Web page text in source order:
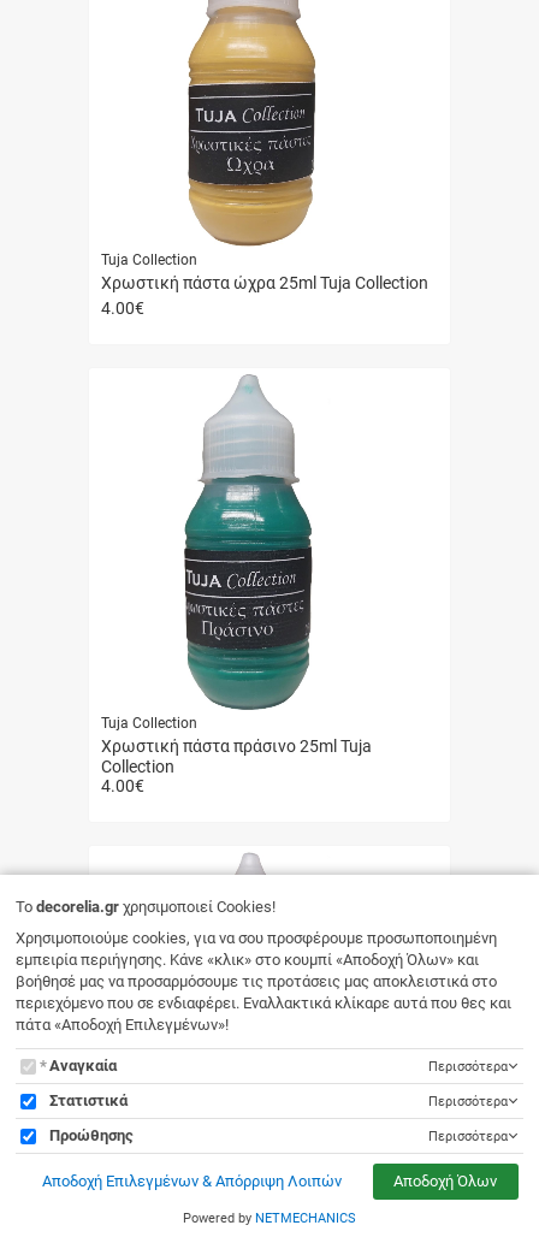
Tuja Collection
Χρωστική πάστα ώχρα 25ml Tuja Collection
4.00€
Tuja Collection
Χρωστική πάστα πράσινο 25ml Tuja
Collection
4.00€
Χρωστική πάστα καφέ 25ml Tuja Collection
To decorelia.gr χρησιμοποιεί Cookies!
Χρησιμοποιούμε cookies, για να σου προσφέρουμε προσωποποιημένη
εμπειρία περιήγησης. Κάνε «κλικ» στο κουμπί «Αποδοχή Όλων» και
βοήθησέ μας να προσαρμόσουμε τις προτάσεις μας αποκλειστικά στο
περιεχόμενο που σε ενδιαφέρει. Εναλλακτικά κλίκαρε αυτά που θες και
πάτα «Αποδοχή Επιλεγμένων»!
To
decorelia.gr
χρησιμοποιεί
Cookies!
Αναγκαία Περισσότερα
Στατιστικά Περισσότερα
Προώθησης Περισσότερα
Αποδοχή Επιλεγμένων & Απόρριψη Λοιπών Αποδοχή Όλων
Powered by NETMECHANICS